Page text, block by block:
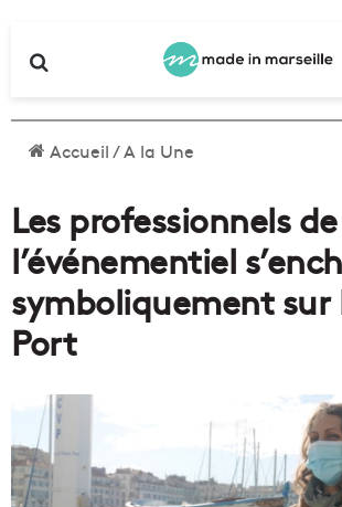
Accueil/A la Une
Les professionnels de
l’événementiel
symboliquement sur
Port